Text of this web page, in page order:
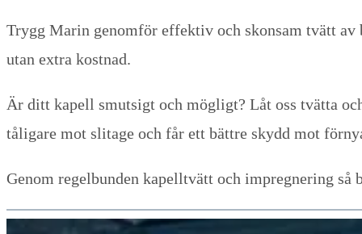
Trygg Marin genomför effektiv och skonsam tvätt
utan extra kostnad.
Är ditt kapell smutsigt och mögligt? Låt oss tvätta
tåligare mot slitage och får ett bättre skydd mot
Genom regelbunden kapelltvätt och impregnering